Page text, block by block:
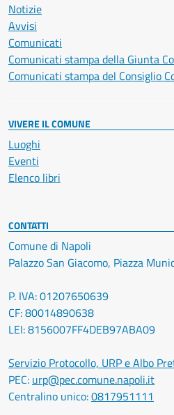
Notizie
Avvisi
Comunicati
Comunicati stampa della Giunta
Comunicati stampa del Consiglio
VIVERE IL COMUNE
Luoghi
Eventi
Elenco libri
CONTATTI
Comune di Napoli
Palazzo San Giacomo, Piazza
P. IVA: 01207650639
CF: 80014890638
LEI: 8156007FF4DEB97ABA09
Servizio Protocollo, URP e Albo
PEC: urp@pec.comune.napoli.it
Centralino unico:0817951111